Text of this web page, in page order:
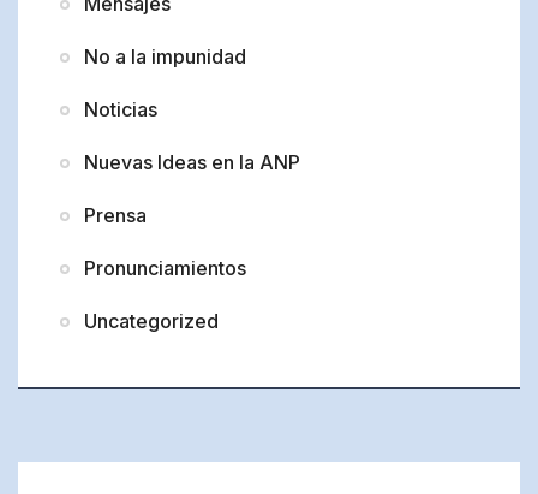
No a la impunidad
Noticias
Nuevas Ideas en la ANP
Prensa
Pronunciamientos
Uncategorized